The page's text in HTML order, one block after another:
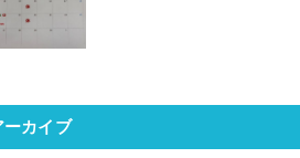
ーカイブ